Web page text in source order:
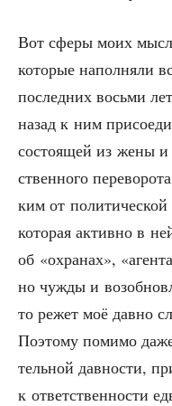
Вот сфе­ры моих
кото­рые напол­ня­ли
послед­них вось­ми
назад к ним
состо­я­щей из жены
ствен­но­го
ким от поли­ти­че­ской
кото­рая актив­но в
об «охра­нах»,
но чуж­ды и
то режет моё дав­но
Поэто­му поми­мо
тель­ной дав­но­сти,
к ответ­ствен­но­сти